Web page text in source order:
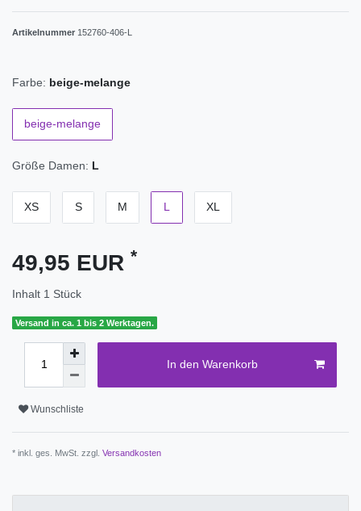
Artikelnummer 152760-406-L
Farbe: beige-melange
beige-melange
Größe Damen: L
XS S M L XL
49,95 EUR *
Inhalt 1 Stück
Versand in ca. 1 bis 2 Werktagen.
In den Warenkorb
Wunschliste
* inkl. ges. MwSt. zzgl. Versandkosten